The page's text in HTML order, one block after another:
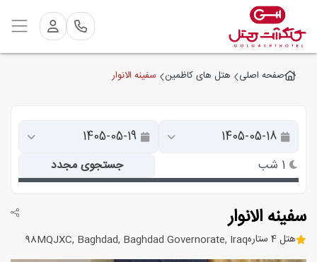
صفحه اصلی هتل های کاظمین سفینه الانوار
سفینه الانوار
هتل 4 ستاره 98MQJXC, Baghdad, Baghdad Governorate, Iraq
1 شب جستجوی مجدد